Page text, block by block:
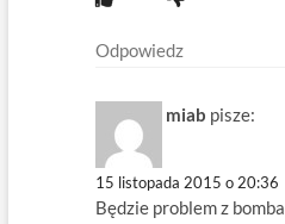
Odpowiedz
miab pisze:
15 listopada 2015 o 20:36
Będzie problem z